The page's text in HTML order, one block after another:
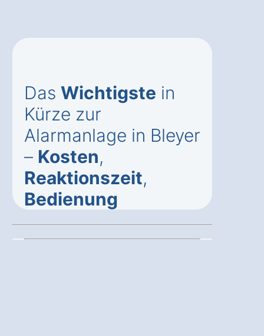
Das Wichtigste in
Kürze zur
Alarmanlage in Bleyer
– Kosten,
Reaktionszeit,
Bedienung